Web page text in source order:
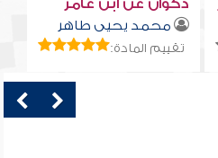
ذكوان عن ابن عامر
محمد يحيى طاهر
تقييم المادة: